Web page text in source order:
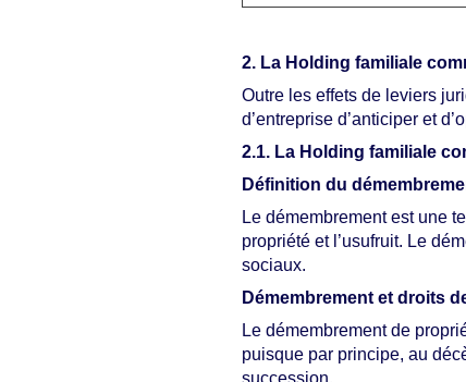
2. La Holding familiale
Outre les effets de leviers
d’entreprise d’anticiper et
2.1. La Holding familiale
Définition du
Le démembrement est une
propriété et l’usufruit. Le
sociaux.
Démembrement et droits
Le démembrement de
puisque par principe, au
succession.